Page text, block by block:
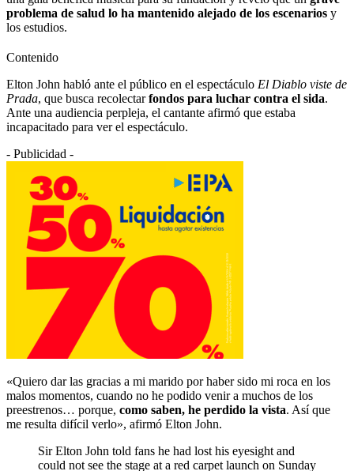
problema de salud lo ha mantenido alejado de los escenarios y
los estudios.
Contenido
Elton John habló ante el público en el espectáculo El Diablo viste de
Prada, que busca recolectarfondos para luchar contra el sida.
Ante una audiencia perpleja, el cantante afirmó que estaba
incapacitado para ver el espectáculo.
- Publicidad -
«Quiero dar las gracias a mi marido por haber sido mi roca en los
malos momentos, cuando no he podido venir a muchos de los
preestrenos… porque, como saben, he perdido la vista. Así que
me resulta difícil verlo», afirmó Elton John.
Sir Elton John told fans he had lost his eyesight and
could not see the stage at a red carpet launch on Sunday